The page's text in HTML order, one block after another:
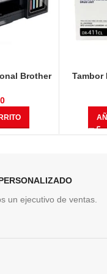
Brother
Tambor
un ejecutivo de ventas.